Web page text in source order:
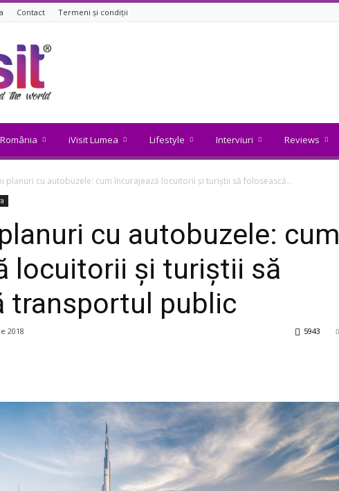
Contact Termeni și condiții
iVisit Lumea Lifestyle Interviuri Reviews
planuri cu autobuzele: cum încurajează locuitorii și turiștii să folosească...
cu autobuzele: cum
locuitorii și turiștii să
transportul public
2018 5943